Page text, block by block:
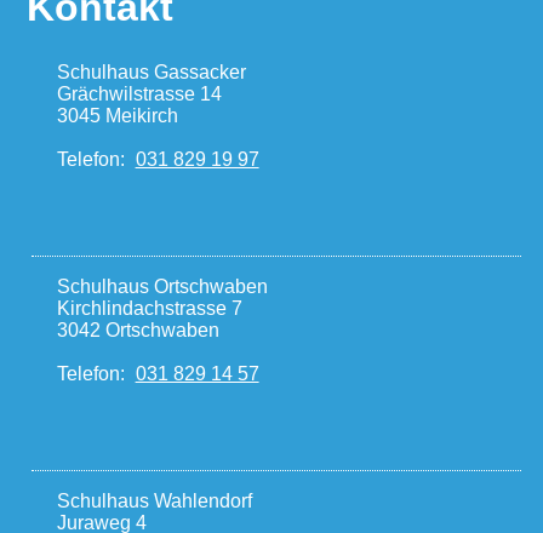
Schulhaus Gassacker
Grächwilstrasse 14
3045 Meikirch
Telefon: 031 829 19 97
Schulhaus Ortschwaben
Kirchlindachstrasse 7
3042 Ortschwaben
Telefon: 031 829 14 57
Schulhaus Wahlendorf
Juraweg 4